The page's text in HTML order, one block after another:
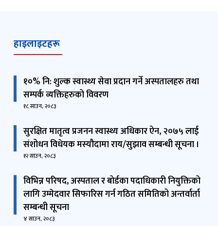
हाइलाइटहरू
१०% नि: शुल्क स्वास्थ्य सेवा प्रदान गर्ने अस्पतालहरु तथा
सम्पर्क व्यक्तिहरुको विवरण
१८ साउन, २०८३
सुरक्षित मातृत्व प्रजनन स्वास्थ्य अधिकार ऐन, २०७५ लाई
संशोधन विधेयक मस्यौदामा राय/सुझाव सम्बन्धी सूचना ।
१२ साउन, २०८३
विभिन्न परिषद, अस्पताल र बोर्डका पदाधिकारी नियुक्तिको
लागि उम्मेदवार सिफारिस गर्न गठित समितिको अन्तर्वार्ता
सम्बन्धी सूचना
४ साउन, २०८३